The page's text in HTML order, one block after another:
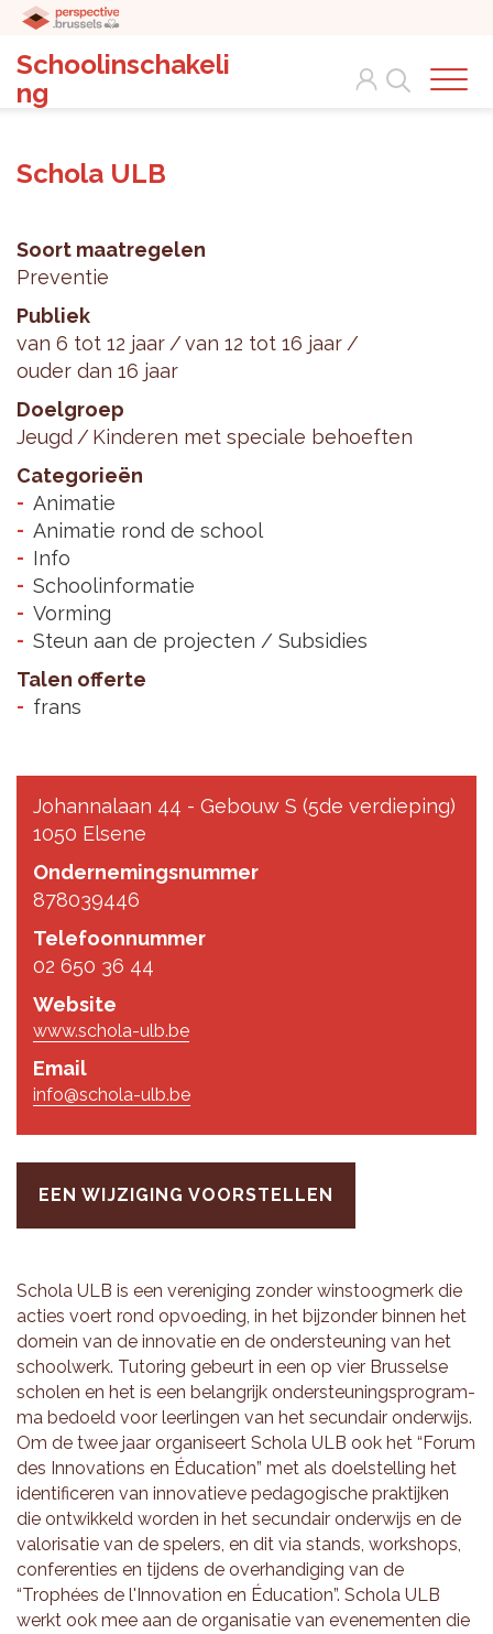
Schoolinschakeli
ng
Search
Schola ULB
Soort maatregelen
Preventie
Publiek
van 6 tot 12 jaar
van 12 tot 16 jaar
ouder dan 16 jaar
Doelgroep
Jeugd
Kinderen met speciale behoeften
Categorieën
Animatie
Animatie rond de school
Info
Schoolinformatie
Vorming
Steun aan de projecten / Subsidies
Talen offerte
frans
Johannalaan 44 - Gebouw S (5de verdieping)
1050 Elsene
Ondernemingsnummer
878039446
Telefoonnummer
02 650 36 44
Website
www.schola-ulb.be
Email
info@schola-ulb.be
EEN WIJZIGING VOORSTELLEN
Scho­la ULB is een ver­e­ni­ging zon­der winst­oog­merk die
ac­ties voert rond op­voe­ding, in het bij­zon­der bin­nen het
do­mein van de in­no­va­tie en de on­der­steu­ning van het
school­werk. Tu­to­ring ge­beurt in een op vier Brus­sel­se
scho­len en het is een be­lang­rijk on­der­steu­nings­pro­gram­
ma be­doeld voor leer­lin­gen van het se­cun­dair on­der­wijs.
Om de twee jaar or­ga­ni­seert Scho­la ULB ook het “Forum
des In­no­va­ti­ons en Édu­ca­ti­on” met als doel­stel­ling het
iden­ti­fi­ce­ren van in­no­va­tie­ve pe­da­go­gi­sche prak­tij­ken
die ont­wik­keld wor­den in het se­cun­dair on­der­wijs en de
va­lo­ri­sa­tie van de spe­lers, en dit via stands, work­shops,
con­fe­ren­ties en tij­dens de over­han­di­ging van de
“Trophées de l'In­no­va­ti­on en Édu­ca­ti­on”. Scho­la ULB
werkt ook mee aan de or­ga­ni­sa­tie van eve­ne­men­ten die